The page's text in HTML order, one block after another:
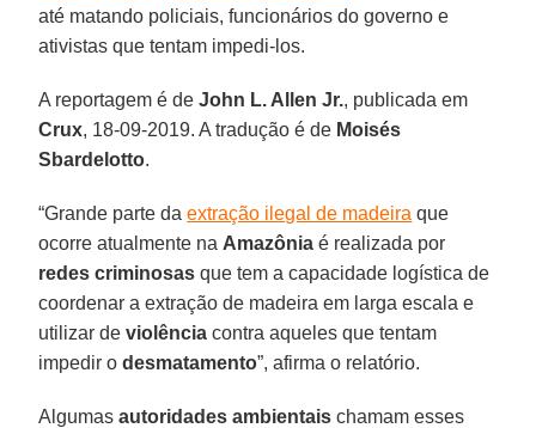
até matando policiais, funcionários do governo e
ativistas que tentam impedi-los.
A reportagem é deJohn L. Allen Jr., publicada em
Crux, 18-09-2019. A tradução é de Moisés
Sbardelotto.
“Grande parte daextração ilegal de madeira que
ocorre atualmente na Amazônia é realizada por
redes criminosas que tem a capacidade logística de
coordenar a extração de madeira em larga escala e
utilizar deviolência contra aqueles que tentam
impedir odesmatamento”, afirma o relatório.
Algumasautoridades ambientais chamam esses